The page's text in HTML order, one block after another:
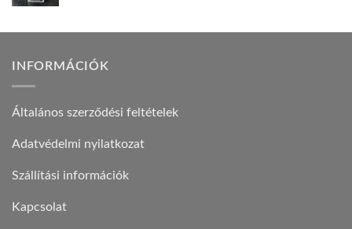
INFORMÁCIÓK
Általános szerződési feltételek
Adatvédelmi nyilatkozat
Szállítási információk
Kapcsolat